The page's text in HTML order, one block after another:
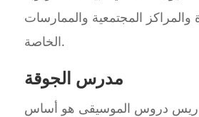
والمراكز المجتمعية والممارسات
الخاصة.
مدرس الجوقة
تدريس دروس الموسيقى هو أساس